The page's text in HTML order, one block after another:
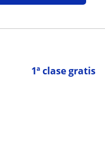
1ª clase gratis